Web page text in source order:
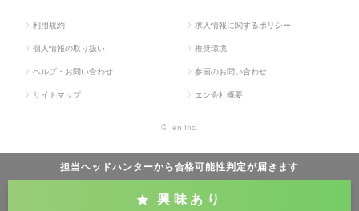
担当ヘッドハンターから合格可能性判定が届きます
興味あり
利用規約 求人情報に関するポリシー
個人情報の取り扱い 推奨環境
ヘルプ・お問い合わせ 参画のお問い合わせ
サイトマップ エン会社概要
© en Inc.